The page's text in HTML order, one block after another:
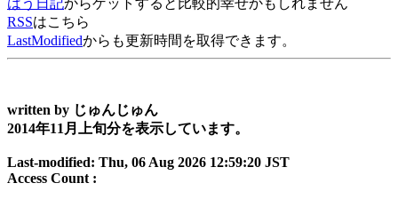
はう日記からゲットすると比較的幸せかもしれません
RSSはこちら
LastModifiedからも更新時間を取得できます。
written by じゅんじゅん
2014年11月上旬分を表示しています。
Last-modified: Thu, 06 Aug 2026 12:59:20 JST
Access Count :